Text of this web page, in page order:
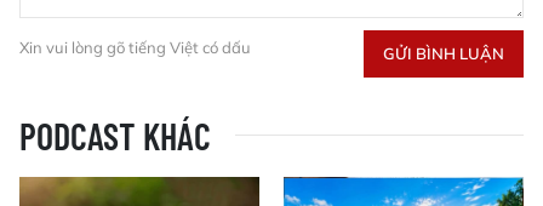
Xin vui lòng gõ tiếng Việt có dấu GỬI BÌNH LUẬN
PODCAST KHÁC